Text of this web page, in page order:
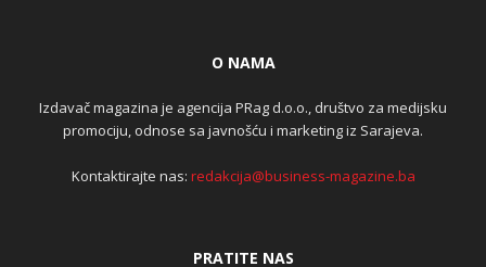
O NAMA
Izdavač magazina je agencija PRag d.o.o., društvo za medijsku
promociju, odnose sa javnošću i marketing iz Sarajeva.
Kontaktirajte nas: redakcija@business-magazine.ba
PRATITE NAS